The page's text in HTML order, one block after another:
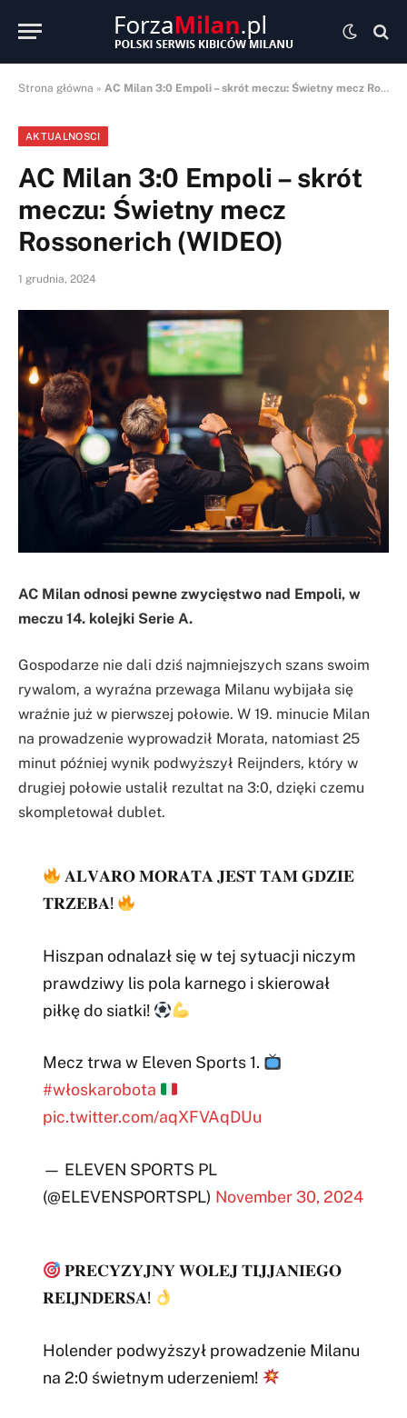
Strona główna » AC Milan 3:0 Empoli – skrót meczu: Świetny mecz Rossonerich (WIDEO)
AKTUALNOSCI
AC Milan 3:0 Empoli – skrót
meczu: Świetny mecz
Rossonerich (WIDEO)
1 grudnia, 2024
AC Milan odnosi pewne zwycięstwo nad Empoli, w
meczu 14. kolejki Serie A.
Gospodarze nie dali dziś najmniejszych szans swoim
rywalom, a wyraźna przewaga Milanu wybijała się
wraźnie już w pierwszej połowie. W 19. minucie Milan
na prowadzenie wyprowadził Morata, natomiast 25
minut później wynik podwyższył Reijnders, który w
drugiej połowie ustalił rezultat na 3:0, dzięki czemu
skompletował dublet.
𝐀𝐋𝐕𝐀𝐑𝐎 𝐌𝐎𝐑𝐀𝐓𝐀 𝐉𝐄𝐒𝐓 𝐓𝐀𝐌 𝐆𝐃𝐙𝐈𝐄
𝐓𝐑𝐙𝐄𝐁𝐀!
Hiszpan odnalazł się w tej sytuacji niczym
prawdziwy lis pola karnego i skierował
piłkę do siatki!
Mecz trwa w Eleven Sports 1.
#włoskarobota
pic.twitter.com/aqXFVAqDUu
— ELEVEN SPORTS PL
(@ELEVENSPORTSPL) November 30, 2024
𝐏𝐑𝐄𝐂𝐘𝐙𝐘𝐉𝐍𝐘 𝐖𝐎𝐋𝐄𝐉 𝐓𝐈𝐉𝐉𝐀𝐍𝐈𝐄𝐆𝐎
𝐑𝐄𝐈𝐉𝐍𝐃𝐄𝐑𝐒𝐀!
Holender podwyższył prowadzenie Milanu
na 2:0 świetnym uderzeniem!